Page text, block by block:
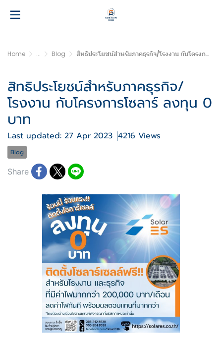
Home ... Blog สิทธิประโยชน์สำหรับภาคธุรกิจ/โรงงาน กับโครงการโซลาร์ ลงทุน 0 บาท
สิทธิประโยชน์สำหรับภาคธุรกิจ/
โรงงาน กับโครงการโซลาร์ ลงทุน 0
บาท
Last updated: 27 Apr 2023 4216 Views
Blog
Share